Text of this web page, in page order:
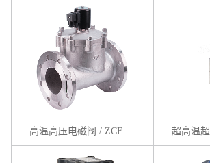
高温高压电磁阀 / ZCF系列